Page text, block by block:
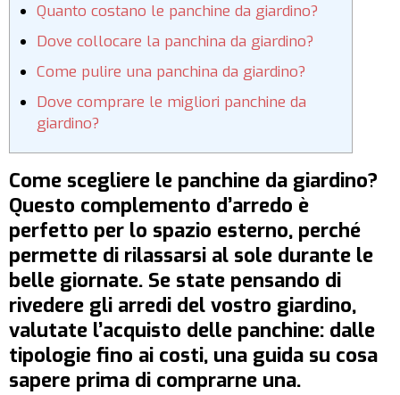
Quanto costano le panchine da giardino?
Dove collocare la panchina da giardino?
Come pulire una panchina da giardino?
Dove comprare le migliori panchine da
giardino?
Come scegliere le panchine da giardino?
Questo complemento d’arredo è
perfetto per lo spazio esterno, perché
permette di rilassarsi al sole durante le
belle giornate. Se state pensando di
rivedere gli arredi del vostro giardino,
valutate l’acquisto delle panchine: dalle
tipologie fino ai costi, una guida su cosa
sapere prima di comprarne una.